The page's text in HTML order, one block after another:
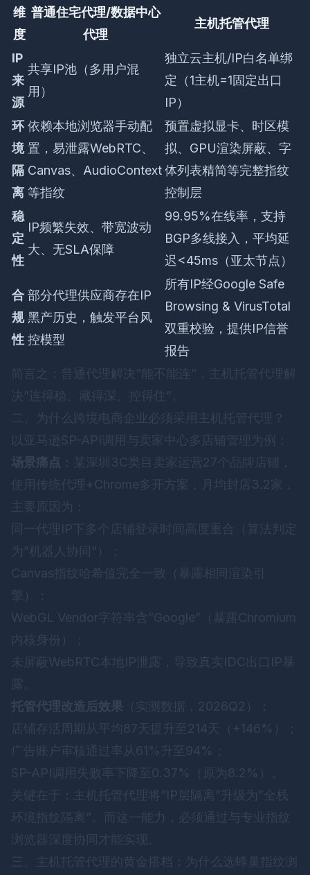
维
度
普通住宅代理/数据中心
代理
主机托管代理
IP
来
源
共享IP池（多用户混
用）
独立云主机/IP白名单绑
定（1主机=1固定出口
IP）
环
境
隔
离
依赖本地浏览器手动配
置，易泄露WebRTC、
Canvas、AudioContext
等指纹
预置虚拟显卡、时区模
拟、GPU渲染屏蔽、字
体列表精简等完整指纹
控制层
稳
定
性
IP频繁失效、带宽波动
大、无SLA保障
99.95%在线率，支持
BGP多线接入，平均延
迟<45ms（亚太节点）
合
规
性
部分代理供应商存在IP
黑产历史，触发平台风
控模型
所有IP经Google Safe
Browsing & VirusTotal
双重校验，提供IP信誉
报告
简言之：普通代理解决”能不能连”，主机托管代理解
决”连得稳、藏得深、控得住”。
二、为什么跨境电商企业必须采用主机托管代理？
以亚马逊SP-API调用与卖家中心多店铺管理为例：
场景痛点 ：某深圳3C类目卖家运营27个品牌店铺，
使用传统代理+Chrome多开方案，月均封店3.2家，
主要原因为：
同一代理IP下多个店铺登录时间高度重合（算法判定
为”机器人协同”）；
Canvas指纹哈希值完全一致（暴露相同渲染引
擎）；
WebGL Vendor字符串含”Google”（暴露Chromium
内核身份）；
未屏蔽WebRTC本地IP泄露，导致真实IDC出口IP暴
露。
托管代理改造后效果 （实测数据，2026Q2）：
店铺存活周期从平均87天提升至214天（+146%）；
广告账户审核通过率从61%升至94%；
SP-API调用失败率下降至0.37%（原为8.2%）。
关键在于：主机托管代理将”IP层隔离”升级为”全栈
环境指纹隔离”。而这一能力，必须通过与专业指纹
浏览器深度协同才能实现。
三、主机托管代理的黄金搭档：为什么选 蜂巢指纹浏